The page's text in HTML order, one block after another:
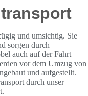
und umsichtig. Sie
sorgen durch
auch auf der Fahrt
vor dem Umzug von
und aufgestellt.
durch unser